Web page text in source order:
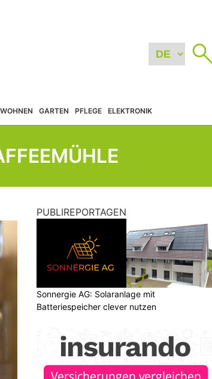
WOHNEN GARTEN PFLEGE ELEKTRONIK
PUBLIREPORTAGEN
Sonnergie AG: Solaranlage mit
Batteriespeicher clever nutzen